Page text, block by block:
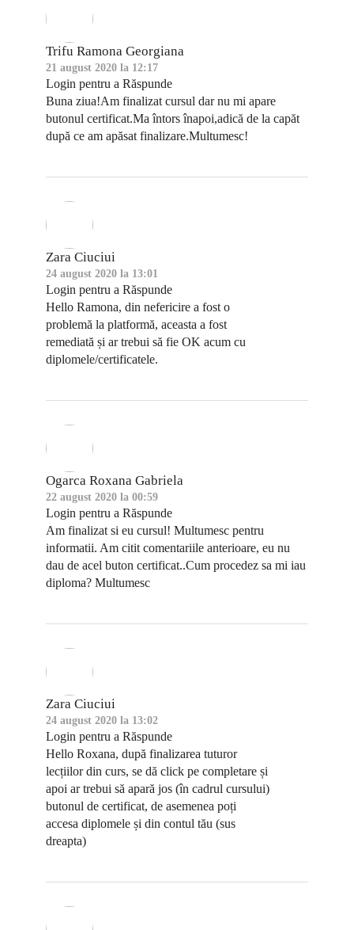
Trifu Ramona Georgiana
21 august 2020 la 12:17
Login pentru a Răspunde
Buna ziua!Am finalizat cursul dar nu mi apare
butonul certificat.Ma întors înapoi,adică de la capăt
după ce am apăsat finalizare.Multumesc!
Zara Ciuciui
24 august 2020 la 13:01
Login pentru a Răspunde
Hello Ramona, din nefericire a fost o
problemă la platformă, aceasta a fost
remediată și ar trebui să fie OK acum cu
diplomele/certificatele.
Ogarca Roxana Gabriela
22 august 2020 la 00:59
Login pentru a Răspunde
Am finalizat si eu cursul! Multumesc pentru
informatii. Am citit comentariile anterioare, eu nu
dau de acel buton certificat..Cum procedez sa mi iau
diploma? Multumesc
Zara Ciuciui
24 august 2020 la 13:02
Login pentru a Răspunde
Hello Roxana, după finalizarea tuturor
lecțiilor din curs, se dă click pe completare și
apoi ar trebui să apară jos (în cadrul cursului)
butonul de certificat, de asemenea poți
accesa diplomele și din contul tău (sus
dreapta)